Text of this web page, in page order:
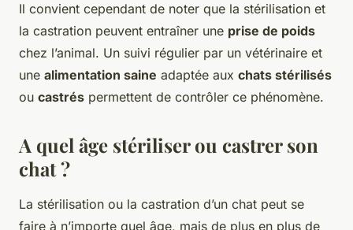
Il convient cependant de noter que la stérilisation et
la castration peuvent entraîner une prise de poids
chez l’animal. Un suivi régulier par un vétérinaire et
une alimentation saine adaptée aux chats stérilisés
ou castrés permettent de contrôler ce phénomène.
A quel âge stériliser ou castrer son
chat ?
La stérilisation ou la castration d’un chat peut se
faire à n’importe quel âge, mais de plus en plus de